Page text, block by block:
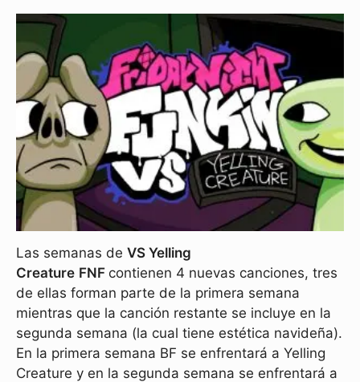
Las semanas de VS Yelling
Creature FNF contienen 4 nuevas canciones, tres
de ellas forman parte de la primera semana
mientras que la canción restante se incluye en la
segunda semana (la cual tiene estética navideña).
En la primera semana BF se enfrentará a Yelling
Creature y en la segunda semana se enfrentará a